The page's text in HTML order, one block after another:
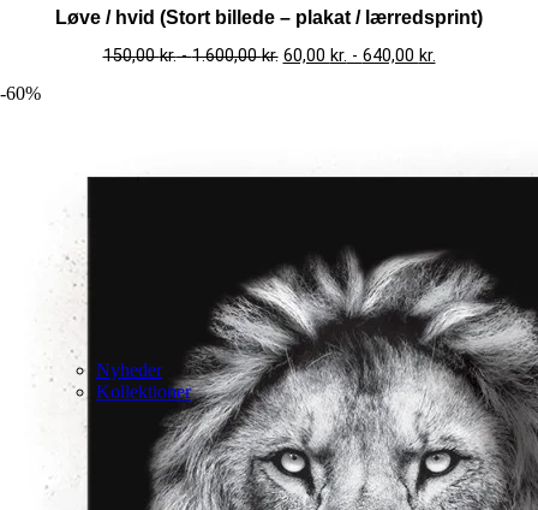
Nyheder
Kollektioner
Løve / hvid (Stort billede – plakat / lærredsprint)
150,00kr.-1.600,00kr. 60,00 kr. - 640,00 kr.
-60%